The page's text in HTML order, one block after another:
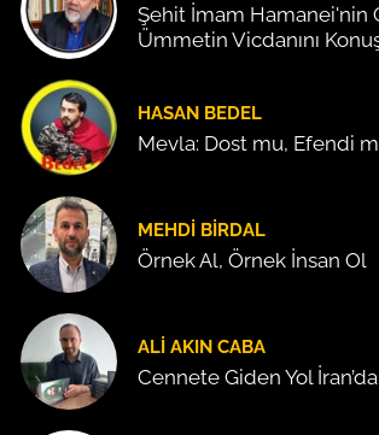
Şehit İmam Hamanei'nin
Ümmetin Vicdanını
HASAN BEDEL
Mevla: Dost mu, Efendi
MEHDI BIRDAL
Örnek Al, Örnek İnsan Ol
ALI AKIN CABA
Cennete Giden Yol